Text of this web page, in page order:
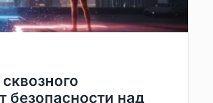
безопасности над